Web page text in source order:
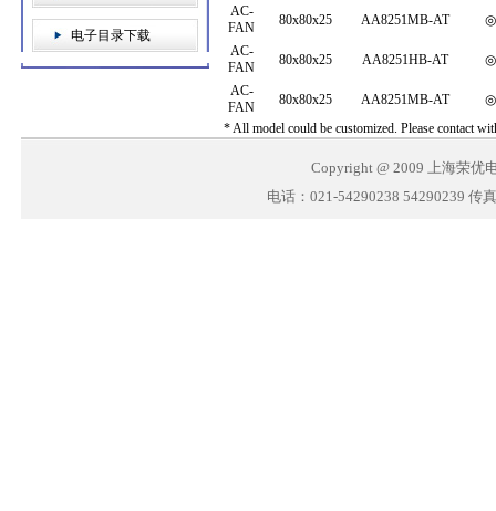
电子目录下载
AC-
FAN
80x80x25 AA8251MB-AT
AC-
FAN
80x80x25 AA8251HB-AT
AC-
FAN
80x80x25 AA8251MB-AT
* All model could be customized. Please contact
Copyright @ 2009 上海荣优
电话：021-54290238 54290239 传